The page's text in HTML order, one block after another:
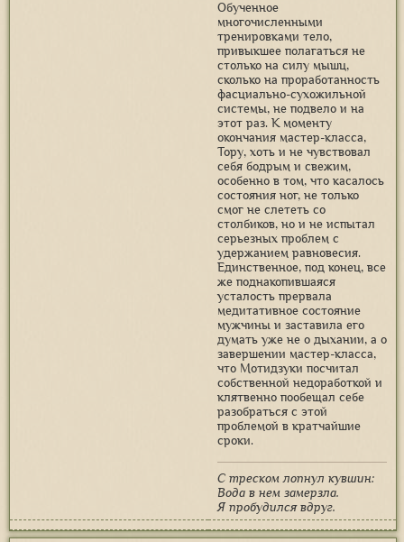
Обученное
многочисленными
тренировками тело,
привыкшее полагаться не
столько на силу мышц,
сколько на проработанность
фасциально-сухожильной
системы, не подвело и на
этот раз. К моменту
окончания мастер-класса,
Тору, хоть и не чувствовал
себя бодрым и свежим,
особенно в том, что касалось
состояния ног, не только
смог не слететь со
столбиков, но и не испытал
серьезных проблем с
удержанием равновесия.
Единственное, под конец, все
же поднакопившаяся
усталость прервала
медитативное состояние
мужчины и заставила его
думать уже не о дыхании, а о
завершении мастер-класса,
что Мотидзуки посчитал
собственной недоработкой и
клятвенно пообещал себе
разобраться с этой
проблемой в кратчайшие
сроки.
С треском лопнул кувшин:
Вода в нем замерзла.
Я пробудился вдруг.